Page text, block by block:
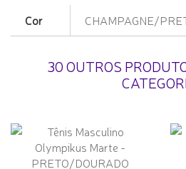
Cor CHAMPAGNE/
30 OUTROS